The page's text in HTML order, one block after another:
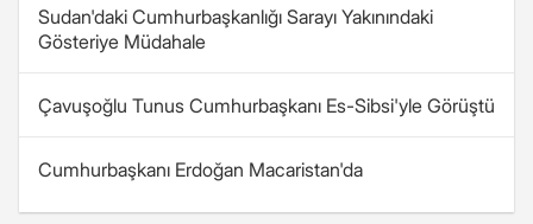
Sudan'daki Cumhurbaşkanlığı Sarayı Yakınındaki
Gösteriye Müdahale
Çavuşoğlu Tunus Cumhurbaşkanı Es-Sibsi'yle Görüştü
Cumhurbaşkanı Erdoğan Macaristan'da